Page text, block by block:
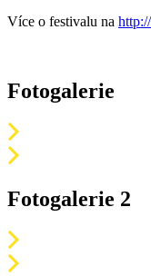
Více o festivalu na
Fotogalerie
Fotogalerie 2